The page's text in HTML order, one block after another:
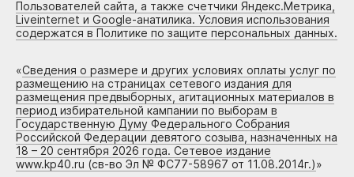
Пользователей сайта, а также счетчики Яндекс.Метрика,
Liveinternet и Google-анатилика. Условия использования
содержатся в Политике по защите персональных данных.
«Сведения о размере и других условиях оплаты услуг по
размещению на страницах сетевого издания для
размещения предвыборных, агитационных материалов в
период избирательной кампании по выборам в
Государственную Думу Федерального Собрания
Российской Федерации девятого созыва, назначенных на
18 – 20 сентября 2026 года. Сетевое издание
www.kp40.ru (св-во Эл № ФС77-58967 от 11.08.2014г.)»